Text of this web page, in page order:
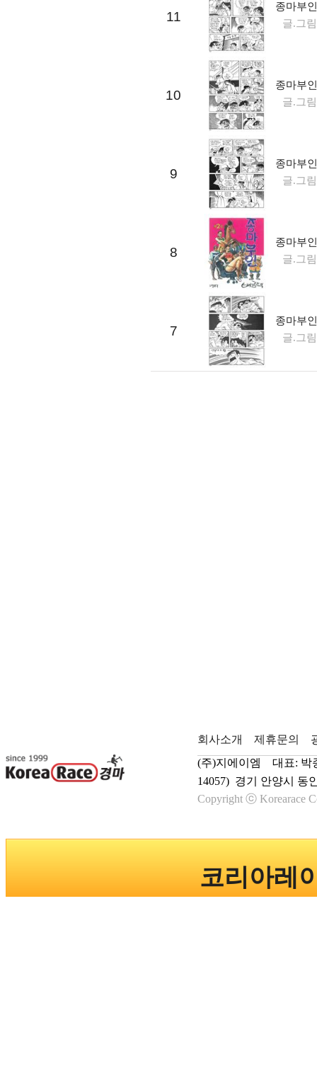
11
종마부
글.그
10
종마부
글.그
9
종마부
글.그
8
종마부
글.그
7
종마부
글.그
회사소개 제휴문의
(주)지에이엠 대표: 박
14057) 경기 안양시 동
Copyright ⓒ Korearace
코리아레